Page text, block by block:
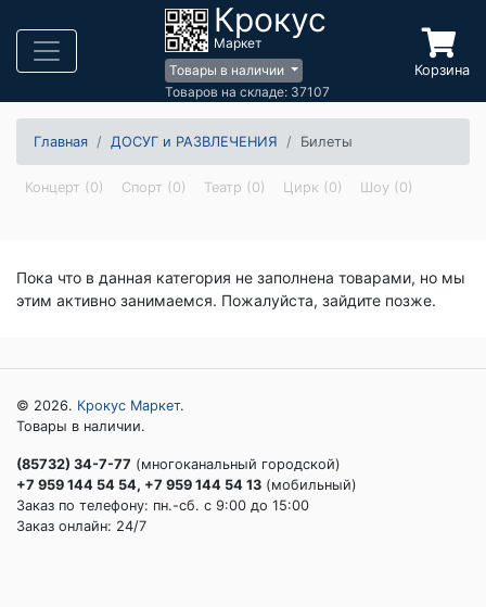
Крокус
Маркет
Товары в наличии
Товаров на складе: 37107
Корзина
Главная ДОСУГ и РАЗВЛЕЧЕНИЯ Билеты
Концерт (0) Спорт (0) Театр (0) Цирк (0) Шоу (0)
Пока что в данная категория не заполнена товарами, но мы
этим активно занимаемся. Пожалуйста, зайдите позже.
© 2026. Крокус Маркет.
Товары в наличии.
(85732) 34-7-77 (многоканальный городской)
+7 959 144 54 54, +7 959 144 54 13 (мобильный)
Заказ по телефону: пн.-сб. c 9:00 до 15:00
Заказ онлайн: 24/7